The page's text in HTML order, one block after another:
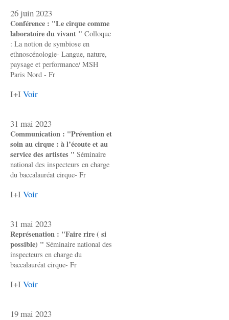
26 juin 2023
Conférence : "Le cirque comme
laboratoire du vivant " Colloque
: La notion de symbiose en
ethnoscénologie- Langue, nature,
paysage et performance/ MSH
Paris Nord - Fr
I+I Voir
31 mai 2023
Communication : "Prévention et
soin au cirque : à l’écoute et au
service des artistes " Séminaire
national des inspecteurs en charge
du baccalauréat cirque- Fr
I+I Voir
31 mai 2023
Représenation : "Faire rire ( si
possible) " Séminaire national des
inspecteurs en charge du
baccalauréat cirque- Fr
I+I Voir
19 mai 2023